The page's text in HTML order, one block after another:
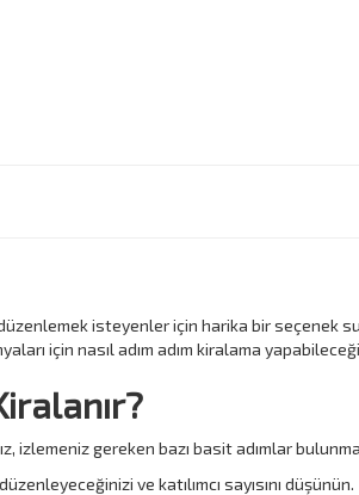
isteyenler için harika bir seçenek
için nasıl adım adım kiralama
izlemeniz gereken bazı basit adımlar
ve katılımcı sayısını düşünün.